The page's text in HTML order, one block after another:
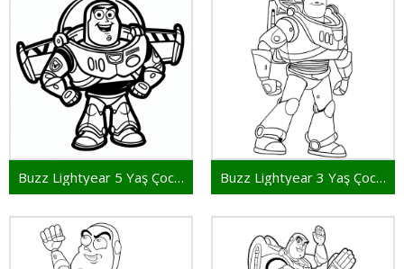
Buzz Lightyear 5 Yaş Çocuklar İçin Buzz Lightyear 3 Yaş Çocuklar İçin